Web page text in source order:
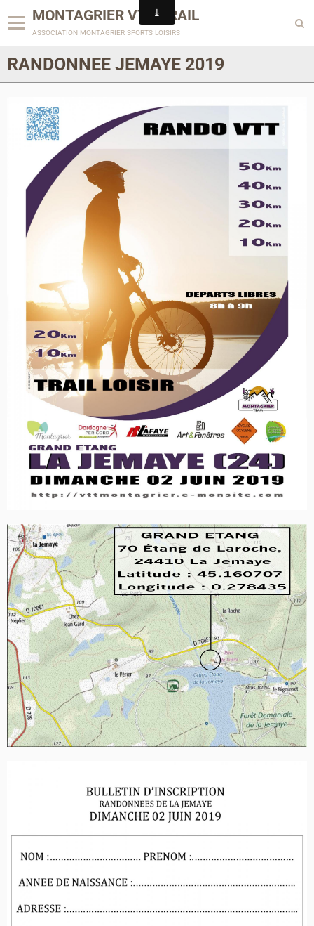
MONTAGRIER VTT-TRAIL
association montagrier sports loisirs
RANDONNEE JEMAYE 2019